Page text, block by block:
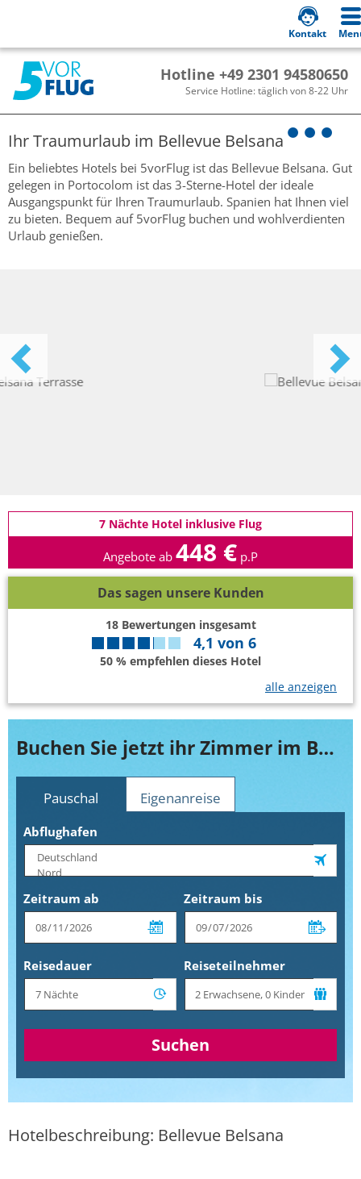
Hotline +49 2301 94580650
Service Hotline: täglich von 8-22 Uhr
Kontakt
Ihr Traumurlaub im Bellevue Belsana
Ein beliebtes Hotels bei 5vorFlug ist das Bellevue Belsana. Gut
gelegen in Portocolom ist das 3-Sterne-Hotel der ideale
Ausgangspunkt für Ihren Traumurlaub. Spanien hat Ihnen viel
zu bieten. Bequem auf 5vorFlug buchen und wohlverdienten
Urlaub genießen.
7 Nächte Hotel inklusive Flug
Angebote ab 448 € p.P
Das sagen unsere Kunden
18Bewertungen insgesamt
4,1 von 6
50 % empfehlen dieses Hotel
alle anzeigen
Buchen Sie jetzt ihr Zimmer im Bellevue Belsana
Pauschal Eigenanreise
Abflughafen
Zeitraum ab Zeitraum bis
Reisedauer Reiseteilnehmer
Suchen
Hotelbeschreibung: Bellevue Belsana